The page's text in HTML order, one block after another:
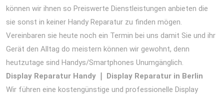
können wir ihnen so Preiswerte Dienstleistungen anbieten die
sie sonst in keiner Handy Reparatur zu finden mögen.
Vereinbaren sie heute noch ein Termin bei uns damit Sie und ihr
Gerät den Alltag do meistern können wir gewohnt, denn
heutzutage sind Handys/Smartphones Unumgänglich.
Display Reparatur Handy ❘ Display Reparatur in Berlin
Wir führen eine kostengünstige und professionelle Display